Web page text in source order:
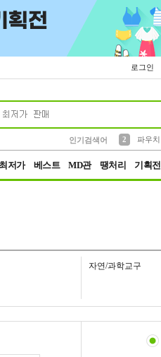
로그인
인기검색어
2
파우치
최저가 베스트 MD관 땡처리 기획전
자연/과학교구